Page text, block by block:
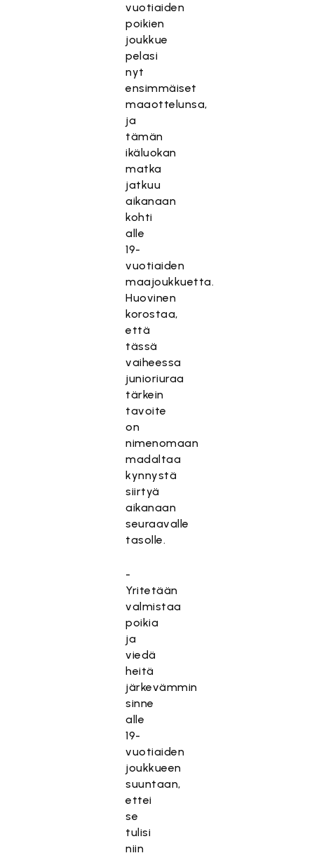
vuotiaiden
poikien
joukkue
pelasi
nyt
ensimmäiset
maaottelunsa,
ja
tämän
ikäluokan
matka
jatkuu
aikanaan
kohti
alle
19-
vuotiaiden
maajoukkuetta.
Huovinen
korostaa,
että
tässä
vaiheessa
junioriuraa
tärkein
tavoite
on
nimenomaan
madaltaa
kynnystä
siirtyä
aikanaan
seuraavalle
tasolle.
-
Yritetään
valmistaa
poikia
ja
viedä
heitä
järkevämmin
sinne
alle
19-
vuotiaiden
joukkueen
suuntaan,
ettei
se
tulisi
niin